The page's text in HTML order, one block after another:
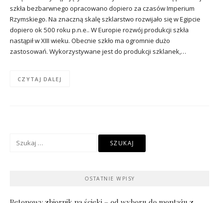
szkła bezbarwnego opracowano dopiero za czasów Imperium
Rzymskiego. Na znaczną skalę szklarstwo rozwijało się w Egipcie
dopiero ok 500 roku p.n.e.. W Europie rozwój produkcji szkła
nastąpił w XIII wieku. Obecnie szkło ma ogromnie dużo
zastosowań. Wykorzystywane jest do produkcji szklanek,…
CZYTAJ DALEJ
Szukaj:
OSTATNIE WPISY